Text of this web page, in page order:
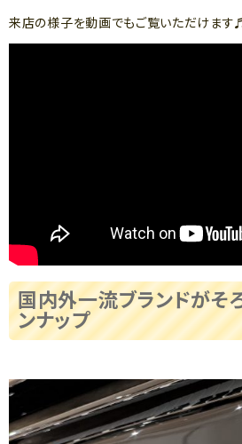
来店の様子を動画でもご覧いただけます
国内外一流ブランドがそ
ンナップ